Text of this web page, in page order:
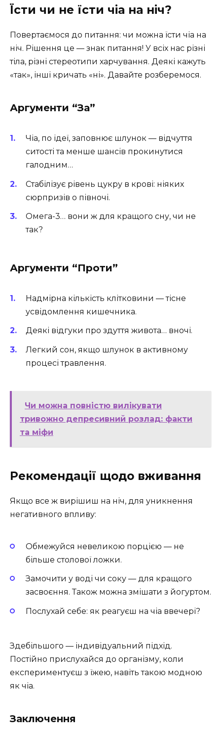
Їсти чи не їсти чіа на ніч?
Повертаємося до питання: чи можна їсти чіа на
ніч. Рішення це — знак питання! У всіх нас різні
тіла, різні стереотипи харчування. Деякі кажуть
«так», інші кричать «ні». Давайте розберемося.
Аргументи “За”
Чіа, по ідеї, заповнює шлунок — відчуття
ситості та менше шансів прокинутися
галодним…
Стабілізує рівень цукру в крові: ніяких
сюрпризів о півночі.
Омега-3… вони ж для кращого сну, чи не
так?
Аргументи “Проти”
Надмірна кількість клітковини — тісне
усвідомлення кишечника.
Деякі відгуки про здуття живота… вночі.
Легкий сон, якщо шлунок в активному
процесі травлення.
Чи можна повністю вилікувати
тривожно депресивний розлад: факти
та міфи
Рекомендації щодо вживання
Якщо все ж вирішиш на ніч, для уникнення
негативного впливу:
Обмежуйся невеликою порцією — не
більше столової ложки.
Замочити у воді чи соку — для кращого
засвоєння. Також можна змішати з йогуртом.
Послухай себе: як реагуєш на чіа ввечері?
Здебільшого — індивідуальний підхід.
Постійно прислухайся до організму, коли
експериментуєш з їжею, навіть такою модною
як чіа.
Заключення